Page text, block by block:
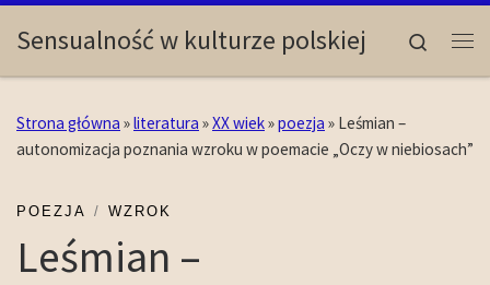
Skip to content
Sensualność w kulturze polskiej
Search
Strona główna »literatura »XX wiek»poezja » Leśmian –
autonomizacja poznania wzroku w poemacie „Oczy w niebiosach”
POEZJA WZROK
Leśmian –